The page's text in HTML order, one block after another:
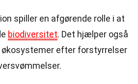
spiller en afgørende rolle i at
biodiversitet. Det hjælper også
efter forstyrrelser